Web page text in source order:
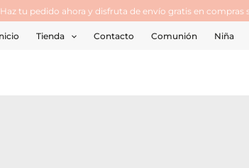
tu pedido ahora y disfruta de envío gratis en compras
Tienda Contacto Comunión Niña